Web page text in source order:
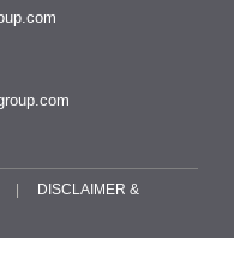
|
DISCLAIMER &